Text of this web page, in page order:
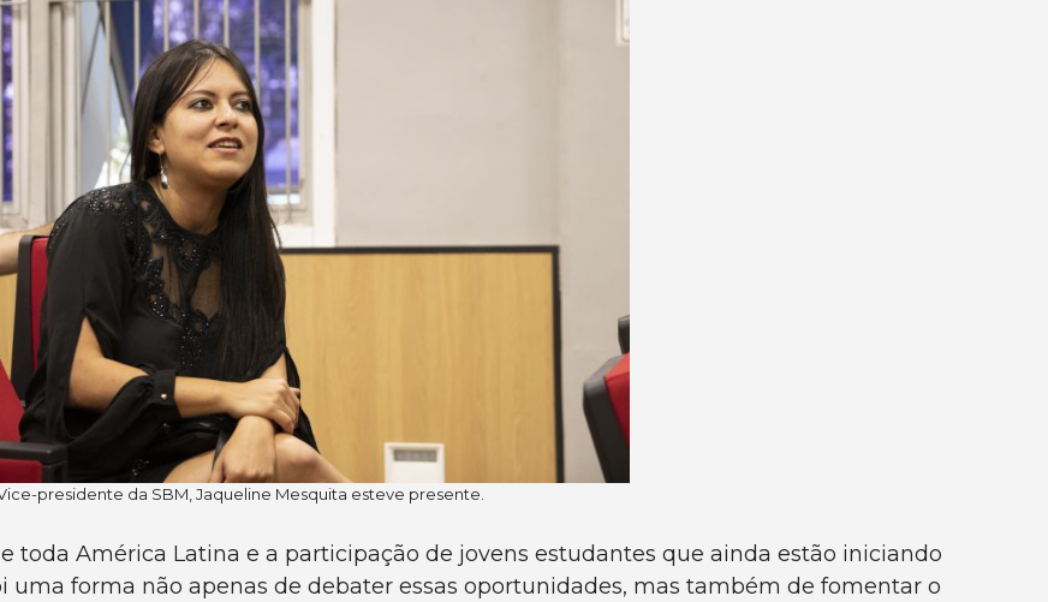
presidente da SBM, Jaqueline Mesquita esteve presente.
toda América Latina e a participação de jovens estudantes que ainda estão iniciando
uma forma não apenas de debater essas oportunidades, mas também de fomentar o